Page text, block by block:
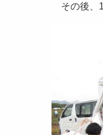
その後、